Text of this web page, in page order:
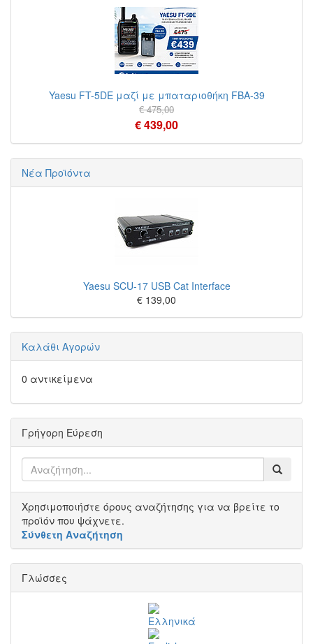
Yaesu FT-5DE μαζί με μπαταριοθήκη FBA-39
€ 475,00
€ 439,00
Νέα Προϊόντα
Yaesu SCU-17 USB Cat Interface
€ 139,00
Καλάθι Αγορών
0 αντικείμενα
Γρήγορη Εύρεση
Χρησιμοποιήστε όρους αναζήτησης για να βρείτε το
προϊόν που ψάχνετε.
Σύνθετη Αναζήτηση
Γλώσσες